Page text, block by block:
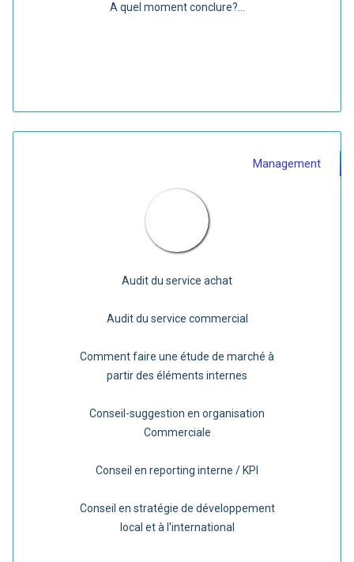
A quel moment conclure?...
Management
Audit du service achat
Audit du service commercial
Comment faire une étude de marché à
partir des éléments internes
Conseil-suggestion en organisation
Commerciale
Conseil en reporting interne / KPI
Conseil en stratégie de développement
local et à l'international